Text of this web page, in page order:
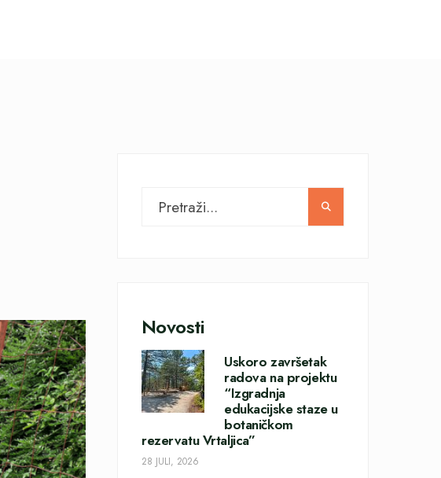
Novosti
Uskoro završetak
radova na projektu
“Izgradnja
edukacijske staze u
botaničkom
rezervatu Vrtaljica”
28 JULI, 2026